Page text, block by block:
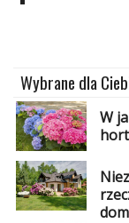
Wybrane dla
W